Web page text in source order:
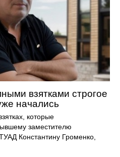
взятками строгое
начались
которые
заместителю
Константину Громенко,